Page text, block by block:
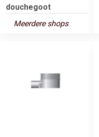
douchegoot
Meerdere shops